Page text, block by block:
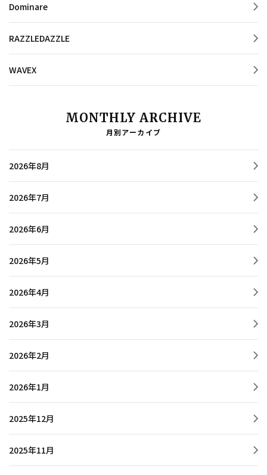
Dominare
RAZZLEDAZZLE
WAVEX
MONTHLY ARCHIVE
月別アーカイブ
2026年8月
2026年7月
2026年6月
2026年5月
2026年4月
2026年3月
2026年2月
2026年1月
2025年12月
2025年11月